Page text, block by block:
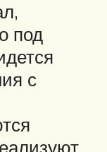
под
с